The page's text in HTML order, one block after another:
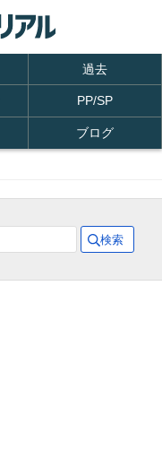
過去
PP/SP
ブログ